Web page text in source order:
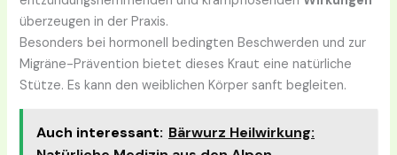
überzeugen in der Praxis.
Besonders bei hormonell bedingten Beschwerden und zur
Migräne-Prävention bietet dieses Kraut eine natürliche
Stütze. Es kann den weiblichen Körper sanft begleiten.
Auch interessant: Bärwurz Heilwirkung: